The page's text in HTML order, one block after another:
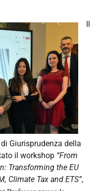
Il
Giurisprudenza della
il workshop “From
Transforming the EU
Climate Tax and ETS”,